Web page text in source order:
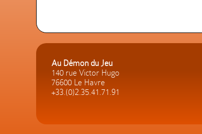
Au Démon du Jeu
140 rue Victor Hugo
76600 Le Havre
+33.(0)2.35.41.71.91